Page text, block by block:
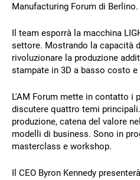
X Facebook LinkedIn YouTube
Manufacturing Forum di Berlino. Il
Il team esporrà la macchina
settore. Mostrando la capacità
rivoluzionare la produzione
stampate in 3D a basso costo
L'AM Forum mette in contatto i
discutere quattro temi
produzione, catena del valore
modelli di business. Sono in
masterclass e workshop.
Il CEO Byron Kennedy